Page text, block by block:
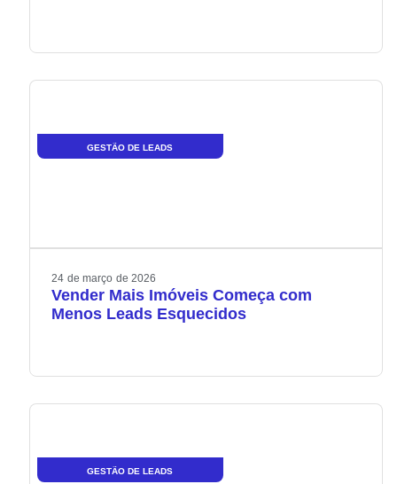
GESTÃO DE LEADS
24 de março de 2026
Vender Mais Imóveis Começa com
Menos Leads Esquecidos
GESTÃO DE LEADS